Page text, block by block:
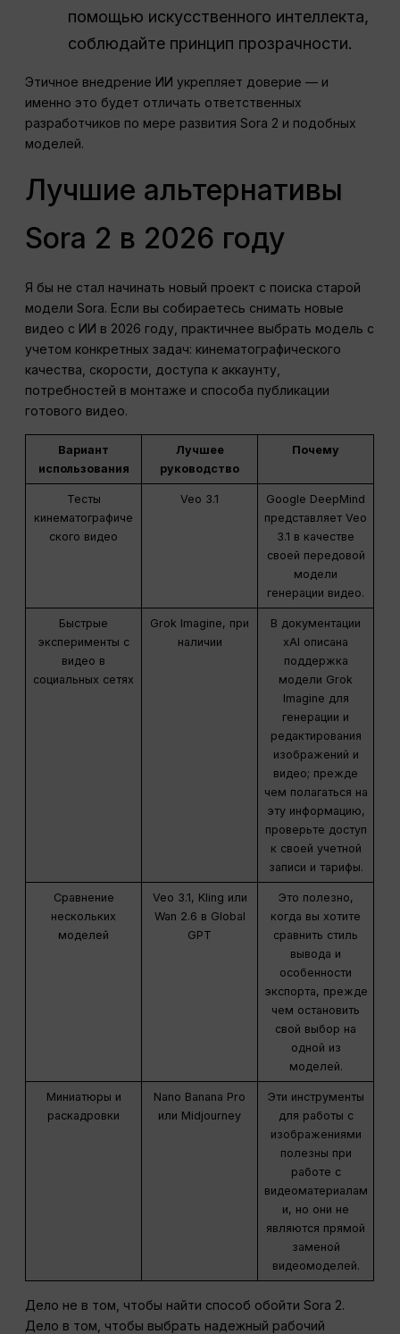
помощью искусственного интеллекта,
соблюдайте принцип прозрачности.
Этичное внедрение ИИ укрепляет доверие — и
именно это будет отличать ответственных
разработчиков по мере развития Sora 2 и подобных
моделей.
Лучшие альтернативы
Sora 2 в 2026 году
Я бы не стал начинать новый проект с поиска старой
модели Sora. Если вы собираетесь снимать новые
видео с ИИ в 2026 году, практичнее выбрать модель с
учетом конкретных задач: кинематографического
качества, скорости, доступа к аккаунту,
потребностей в монтаже и способа публикации
готового видео.
Вариант
использования
Лучшее
руководство
Почему
Тесты
кинематографиче
ского видео
Veo 3.1
Google DeepMind
представляет Veo
3.1 в качестве
своей передовой
модели
генерации видео.
Быстрые
эксперименты с
видео в
социальных сетях
Grok Imagine, при
наличии
В документации
xAI описана
поддержка
модели Grok
Imagine для
генерации и
редактирования
изображений и
видео; прежде
чем полагаться на
эту информацию,
проверьте доступ
к своей учетной
записи и тарифы.
Сравнение
нескольких
моделей
Veo 3.1, Kling или
Wan 2.6 в Global
GPT
Это полезно,
когда вы хотите
сравнить стиль
вывода и
особенности
экспорта, прежде
чем остановить
свой выбор на
одной из
моделей.
Миниатюры и
раскадровки
Nano Banana Pro
или Midjourney
Эти инструменты
для работы с
изображениями
полезны при
работе с
видеоматериалам
и, но они не
являются прямой
заменой
видеомоделей.
Дело не в том, чтобы найти способ обойти Sora 2.
Дело в том, чтобы выбрать надежный рабочий